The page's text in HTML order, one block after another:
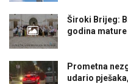
Široki Brijeg:
godina mature
Prometna
udario